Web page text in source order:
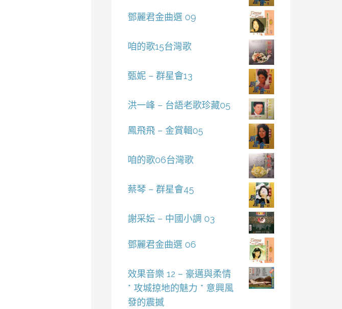
鄧麗君金曲選 09
咱的歌15台灣歌
甄妮 – 群星會13
洪一峰 – 台語老歌珍藏05
鳳飛飛 – 金賞輯05
咱的歌06台灣歌
蔡琴 – 群星會45
謝采妘 – 中國小調 03
鄧麗君金曲選 06
效果音樂 12 – 豪邁與柔情
* 攻城掠地的魅力 * 意興風
發的震撼